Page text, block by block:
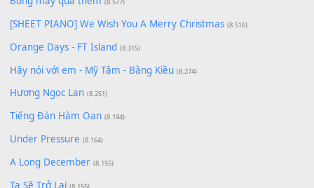
Cơn Mơ Băng Giá
Lãng Quên Chiều Thu | Anh không muốn ra đi | Qí shí bù
zǒu - 其实不想走
[SHEET] Ánh Trăng Nói Hộ Lòng Tôi - Mạnh Lệ Quân | Intro +
Pinyin
(8.651)